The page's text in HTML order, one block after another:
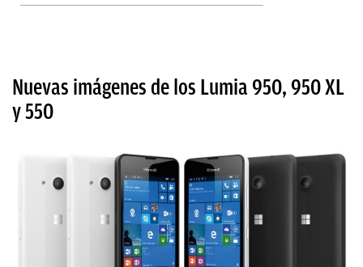
Nuevas imágenes de los Lumia 950, 950 XL
y 550